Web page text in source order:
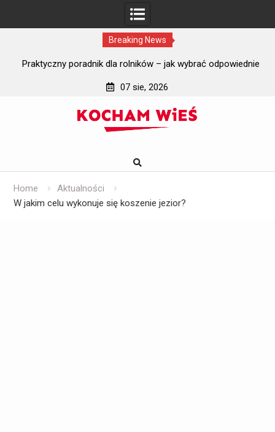
Breaking News
Praktyczny poradnik dla rolników – jak wybrać odpowiednie
07 sie, 2026
Home
Aktualności
W jakim celu wykonuje się koszenie jezior?